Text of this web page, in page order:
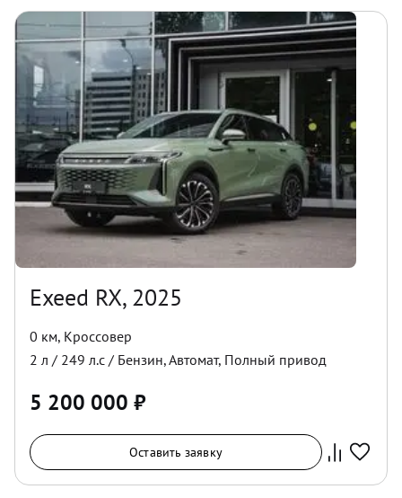
Exeed RX, 2025
0 км, Кроссовер
2 л / 249 л.с / Бензин,Автомат, Полный привод
5 200 000 ₽
Оставить заявку